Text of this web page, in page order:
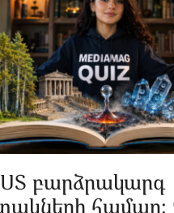
բարձրակարգ
համար։